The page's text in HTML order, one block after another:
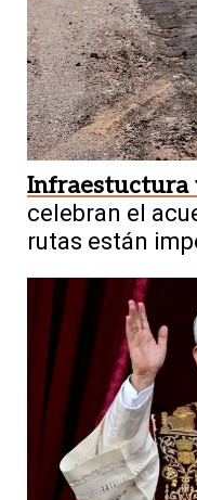
Infraestuctura
celebran el
rutas están